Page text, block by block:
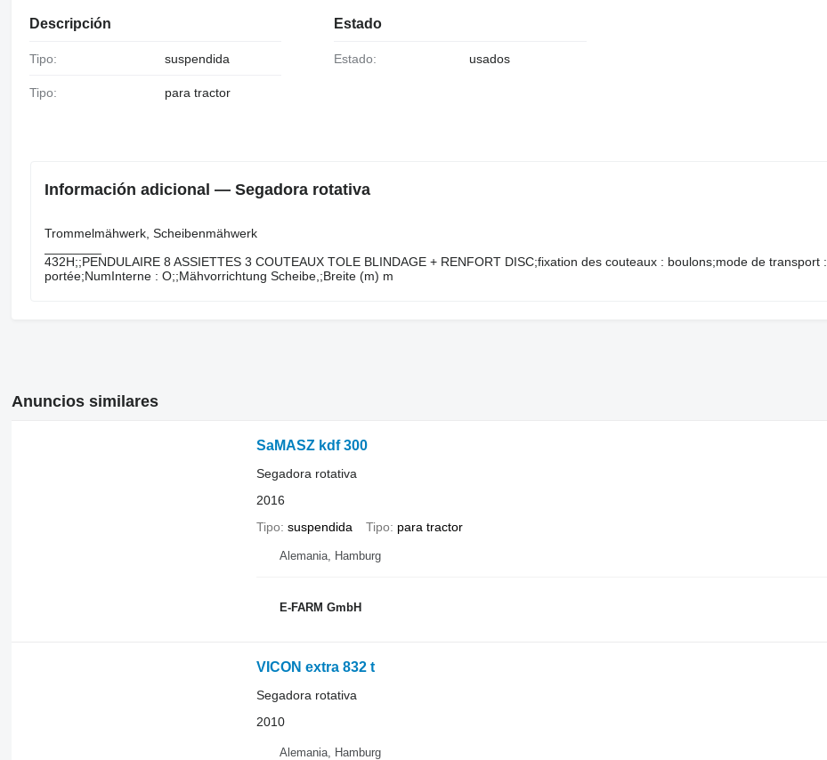
Descripción
Tipo: suspendida
Tipo: para tractor
Estado
Estado: usados
Información adicional — Segadora rotativa
Trommelmähwerk, ​​​​​​​​​‌‌​​​​‌​​​​​​​​​‌‌‌​‌​‌​​​​​​​​​‌‌‌​‌​​​​​​​​​​​‌‌​‌‌‌‌​​​​​​​​​‌‌​‌‌​​​​​​​​​​​‌‌​‌​​‌​​​​​​​​​‌‌​‌‌‌​​​​​​​​​​‌‌​​‌​‌Scheibenmähwerk
432H;;PENDULAIRE 8 ASSIETTES 3 COUTEAUX TOLE BLINDAGE + RENFORT DISC;fixation des couteaux : boulons;mode de transport :
portée;NumInterne : O;;Mähvorrichtung Scheibe,;Breite (m) m
Anuncios similares
SaMASZ kdf 300
Segadora rotativa
2016
Tipo suspendida Tipo para tractor
Alemania, Hamburg
E-FARM GmbH
VICON extra 832 t
Segadora rotativa
2010
Alemania, Hamburg